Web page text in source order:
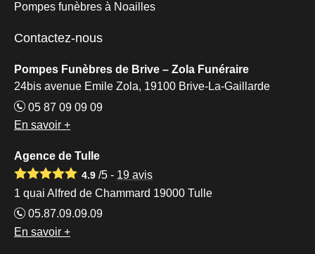
Pompes funèbres à Noailles
Contactez-nous
Pompes Funèbres de Brive – Zola Funéraire
24bis avenue Emile Zola, 19100 Brive-La-Gaillarde
05 87 09 09 09
En savoir +
Agence de Tulle
4.9 /5 - 19 avis
1 quai Alfred de Chammard 19000 Tulle
05.87.09.09.09
En savoir +